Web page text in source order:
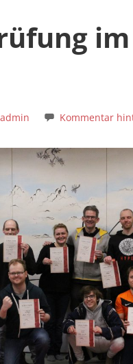
admin Kommentar